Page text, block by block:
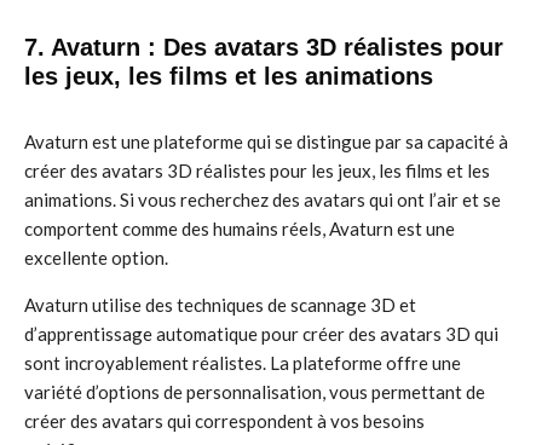
7. Avaturn : Des avatars 3D réalistes pour
les jeux, les films et les animations
Avaturn est une plateforme qui se distingue par sa capacité à
créer des avatars 3D réalistes pour les jeux, les films et les
animations. Si vous recherchez des avatars qui ont l’air et se
comportent comme des humains réels, Avaturn est une
excellente option.
Avaturn utilise des techniques de scannage 3D et
d’apprentissage automatique pour créer des avatars 3D qui
sont incroyablement réalistes. La plateforme offre une
variété d’options de personnalisation, vous permettant de
créer des avatars qui correspondent à vos besoins